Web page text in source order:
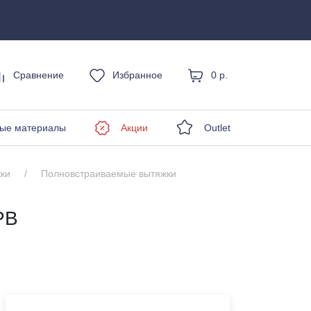
Сравнение Избранное 0 р.
материалы Акции Outlet
Полновстраиваемые вытяжки